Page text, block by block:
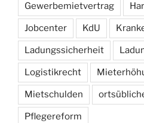
Gewerbemietvertrag
Jobcenter KdU
Ladungssicherheit
Logistikrecht
Mietschulden
Pflegereform